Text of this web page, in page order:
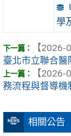
相關公告
學
【2026-
臺北市立聯合醫
【2026-
務流程與督導機